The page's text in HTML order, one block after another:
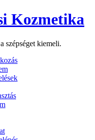
Kozmetika
szépséget kiemeli.